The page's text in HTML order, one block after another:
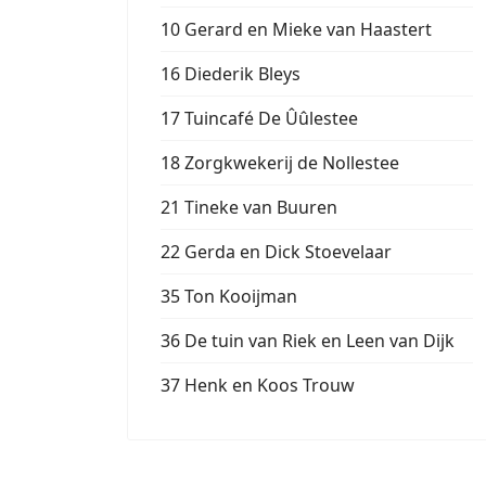
10 Gerard en Mieke van Haastert
16 Diederik Bleys
17 Tuincafé De Ûûlestee
18 Zorgkwekerij de Nollestee
21 Tineke van Buuren
22 Gerda en Dick Stoevelaar
35 Ton Kooijman
36 De tuin van Riek en Leen van Dijk
37 Henk en Koos Trouw